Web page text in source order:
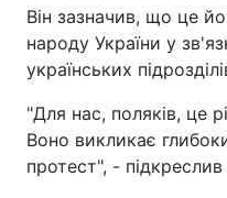
Він зазначив, що це
народу України у
українських
"Для нас, поляків, це
Воно викликає
протест", -